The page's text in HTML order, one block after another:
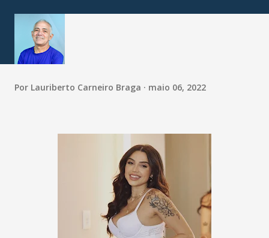
Por Lauriberto Carneiro Braga maio 06, 2022